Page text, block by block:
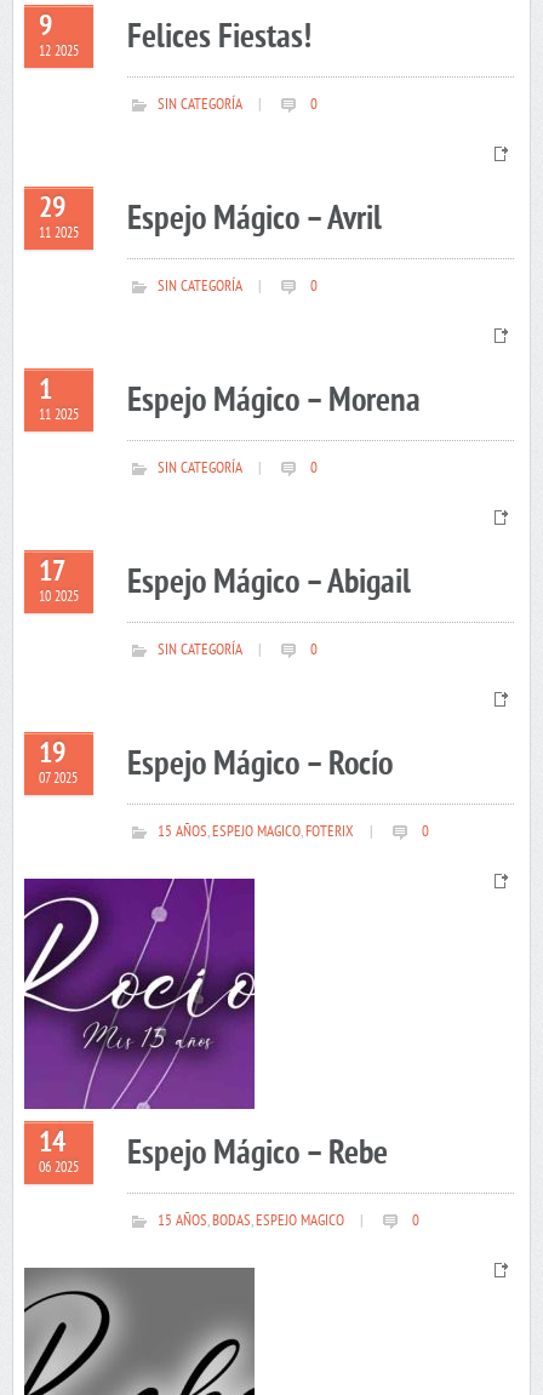
9
12 2025 Felices Fiestas!
SIN CATEGORÍA 0
29
11 2025 Espejo Mágico – Avril
SIN CATEGORÍA 0
1
11 2025 Espejo Mágico – Morena
SIN CATEGORÍA 0
17
10 2025 Espejo Mágico – Abigail
SIN CATEGORÍA 0
19
07 2025 Espejo Mágico – Rocío
15 AÑOS,ESPEJO MAGICO,FOTERIX 0
14
06 2025 Espejo Mágico – Rebe
15 AÑOS,BODAS,ESPEJO MAGICO 0